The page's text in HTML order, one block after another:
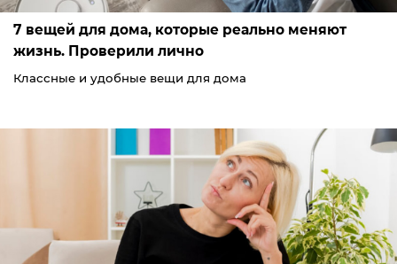
7 вещей для дома, которые реально меняют
жизнь. Проверили лично
Классные и удобные вещи для дома